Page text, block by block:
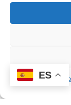
Política de
ES